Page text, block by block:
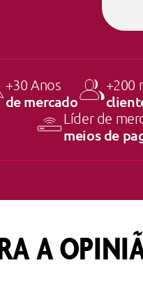
+30 Anos
de mercado
+200
Líder de
meios de
A